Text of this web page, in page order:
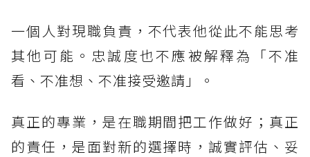
一個人對現職負責，不代表他從此不能思考
其他可能。忠誠度也不應被解釋為「不准
看、不准想、不准接受邀請」。
真正的專業，是在職期間把工作做好；真正
的責任，是面對新的選擇時，誠實評估、妥